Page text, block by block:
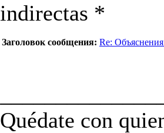
indirectas *
Заголовок сообщения: Re:
Quédate con